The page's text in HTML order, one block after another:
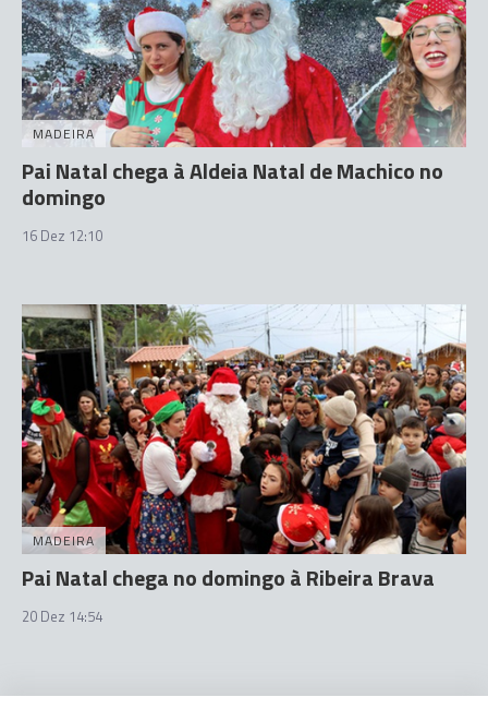
MADEIRA
Pai Natal chega à Aldeia Natal de Machico no
domingo
16 Dez 12:10
MADEIRA
Pai Natal chega no domingo à Ribeira Brava
20 Dez 14:54